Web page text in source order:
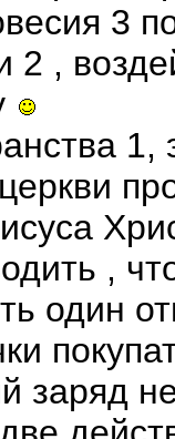
3
2 ,
,
один
заряд